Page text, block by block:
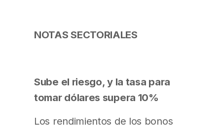
NOTAS SECTORIALES
Sube el riesgo, y la tasa para
tomar dólares supera 10%
Los rendimientos de los bonos